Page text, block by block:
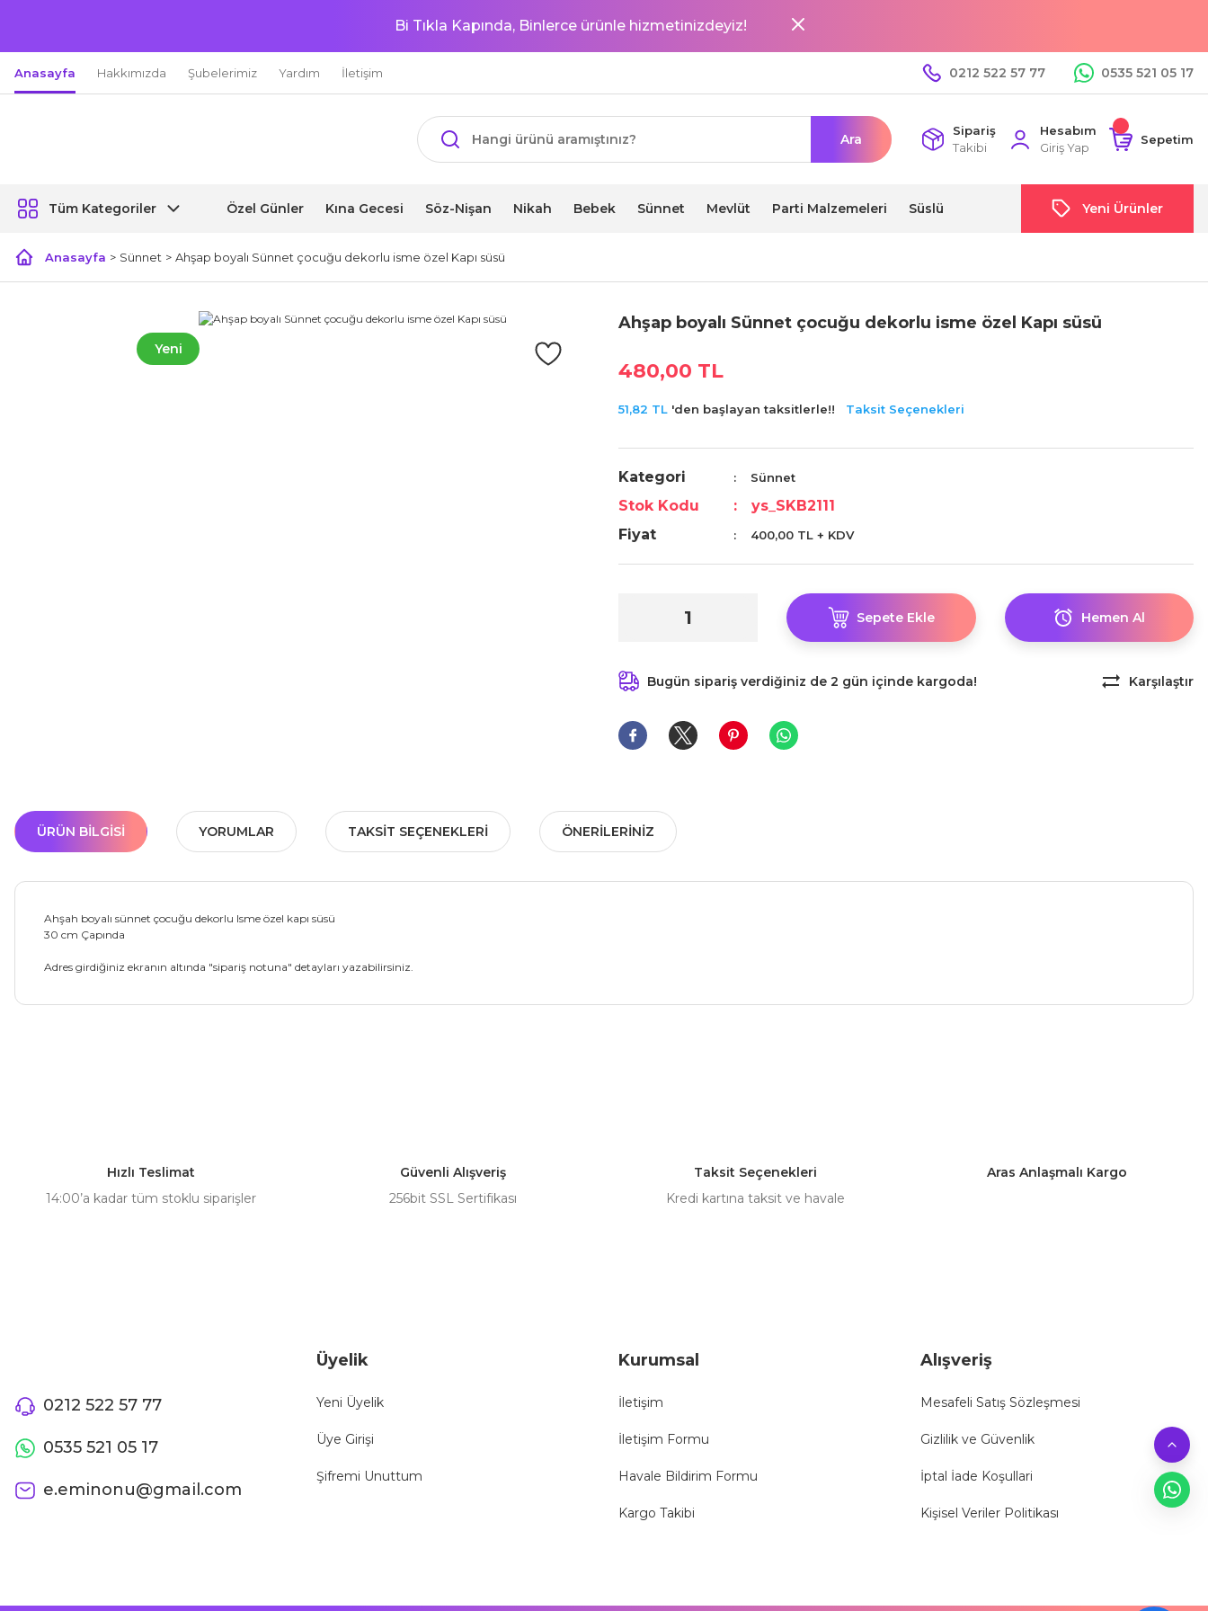
Bi Tıkla Kapında, Binlerce ürünle hizmetinizdeyiz!
Anasayfa Hakkımızda Şubelerimiz Yardım İletişim 0212 522 57 77 0535 521 05 17
Ara
Sipariş
Takibi
Hesabım
Giriş Yap
Sepetim
Tüm Kategoriler Özel Günler Kına Gecesi Söz-Nişan Nikah Bebek Sünnet Mevlüt Parti Malzemeleri Süslü Yeni Ürünler
Anasayfa Sünnet Ahşap boyalı Sünnet çocuğu dekorlu isme özel Kapı süsü
Yeni
Ahşap boyalı Sünnet çocuğu dekorlu isme özel Kapı süsü
480,00 TL
51,82 TL 'den başlayan taksitlerle!! Taksit Seçenekleri
Kategori Sünnet
Stok Kodu
ys_SKB2111
Fiyat
400,00 TL + KDV
Sepete Ekle Hemen Al
Bugün sipariş verdiğiniz de 2 gün içinde kargoda! Karşılaştır
ÜRÜN BILGISI YORUMLAR TAKSIT SEÇENEKLERI ÖNERILERINIZ
Ahşah boyalı sünnet çocuğu dekorlu lsme özel kapı süsü
30 cm Çapında
Adres girdiğiniz ekranın altında "sipariş notuna" detayları yazabilirsiniz.
Ürün fiyatı diğer sitelerden daha pahalı.
Gönder
Hızlı Teslimat
14:00’a kadar tüm stoklu siparişler
Güvenli Alışveriş
256bit SSL Sertifikası
Taksit Seçenekleri
Kredi kartına taksit ve havale
Aras Anlaşmalı Kargo
0212 522 57 77
0535 521 05 17
e.eminonu@gmail.com
Üyelik
Yeni Üyelik
Üye Girişi
Şifremi Unuttum
Kurumsal
İletişim
İletişim Formu
Havale Bildirim Formu
Kargo Takibi
Alışveriş
Mesafeli Satış Sözleşmesi
Gizlilik ve Güvenlik
İptal İade Koşullari
Kişisel Veriler Politikası